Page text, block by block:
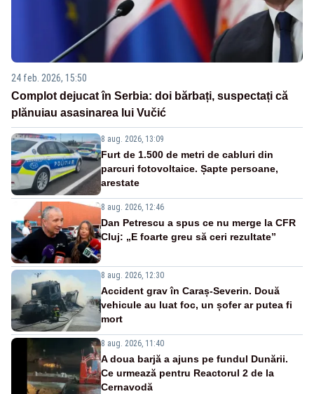
24 feb. 2026, 15:50
Complot dejucat în Serbia: doi bărbați, suspectați că
plănuiau asasinarea lui Vučić
8 aug. 2026, 13:09
Furt de 1.500 de metri de cabluri din
parcuri fotovoltaice. Șapte persoane,
arestate
8 aug. 2026, 12:46
Dan Petrescu a spus ce nu merge la CFR
Cluj: „E foarte greu să ceri rezultate”
8 aug. 2026, 12:30
Accident grav în Caraș-Severin. Două
vehicule au luat foc, un șofer ar putea fi
mort
8 aug. 2026, 11:40
A doua barjă a ajuns pe fundul Dunării.
Ce urmează pentru Reactorul 2 de la
Cernavodă